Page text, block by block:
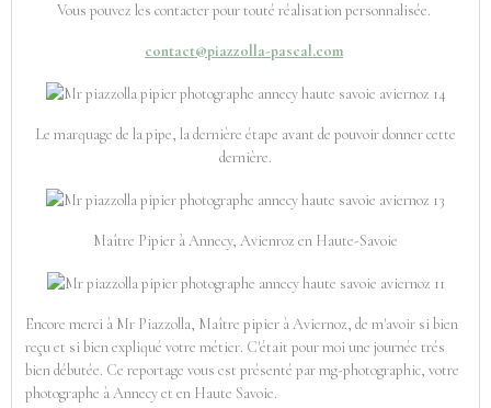
Vous pouvez les contacter pour touté réalisation personnalisée.
contact@piazzolla-pascal.com
Le marquage de la pipe, la dernière étape avant de pouvoir donner cette
dernière.
Maître Pipier à Annecy, Avienroz en Haute-Savoie
Encore merci à Mr Piazzolla, Maître pipier à Aviernoz, de m'avoir si bien
reçu et si bien expliqué votre métier. C'était pour moi une journée trés
bien débutée. Ce reportage vous est présenté par mg-photographic, votre
photographe à Annecy et en Haute Savoie.